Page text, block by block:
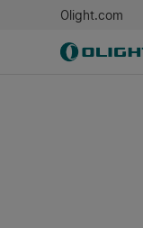
Olight.com